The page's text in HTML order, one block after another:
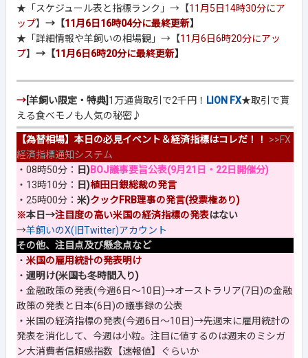
★「スケジュール表と指標ランク」→【11月5日14時30分にア
ップ】 →【11月6日16時04分に最終更新】
★「詳細情報や羊飼いの相場観」→【11月6日6時20分にアッ
プ】 →【11月6日6時20分に最終更新】
→[羊飼い限定・特典] 1万通貨取引で2千円！ LION FX★取引で貰
える食べモノも人気の秘密♪
【為替相場】本日の必見イベント＆経済指標はコレだ！！ >>FX
経済指標通知システム
・08時50分：
日)BOJ議事要旨公表(9月21日・22日開催分)
・13時10分：
日)植田日銀総裁の発言
・25時00分： 米)クックFRB理事の発言(投票権あり)
※本日→注目度の高い米国の経済指標の発表はない
→羊飼いのX(旧Twitter)アカウント
その他、注目点及び懸念点など
・ 米国の雇用統計の発表明け
・ 週明け(米国も冬時間入り)
・金融政策の発表(今週6日～10日)→オーストラリア(7日)の金融
政策の発表と日本(6日)の議事録の公表
・米国の経済指標の発表(今週6日～10日)→先週末に雇用統計の
発表を消化して、今週は小粒。注目に値するのは週末のミシガ
ン大消費者信頼感指数【速報値】ぐらいか